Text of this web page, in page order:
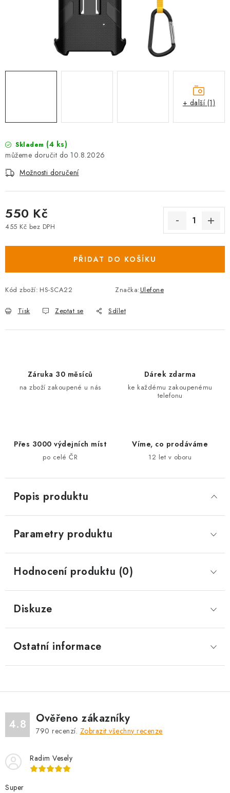
Skladem (4 ks)
10.8.2026
Možnosti doručení
550 Kč
455 Kč bez DPH
PŘIDAT DO KOŠÍKU
Kód zboží: HS-SCA22 Značka:Ulefone
Tisk Zeptat se Sdílet
+ další (1)
Záruka 30 měsíců
na zboží zakoupené u nás
Dárek zdarma
ke každému zakoupenému
telefonu
Přes 3000 výdejních míst
po celé ČR
Víme, co prodáváme
12 let v oboru
Popis produktu
Parametry produktu
Hodnocení produktu (0)
Diskuze
Ostatní informace
4.8 Ověřeno zákazníky
790 recenzí. Zobrazit všechny recenze
Radim Vesely
Super